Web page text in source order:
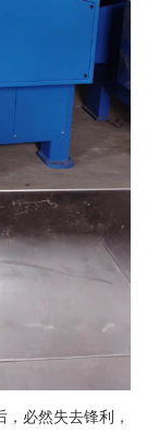
必然失去锋利，